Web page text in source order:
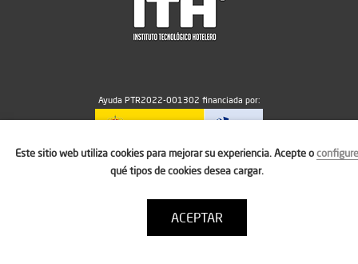
Ayuda PTR2022-001302 financiada por:
MICIU/AEI/10.13039/501100011033
Política de cookies
Condiciones de uso
Este sitio web utiliza cookies para mejorar su experiencia. Acepte oconfigure
qué tipos de cookies desea cargar.
ACEPTAR